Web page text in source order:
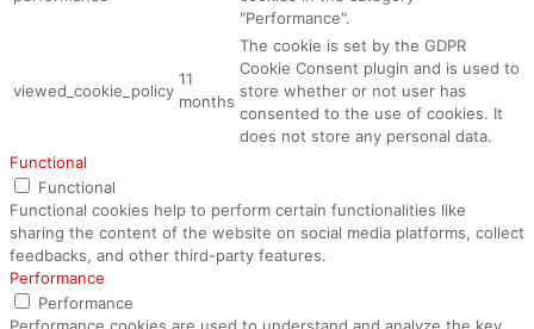
"Performance".
viewed_cookie_policy
11
months
The cookie is set by the GDPR
Cookie Consent plugin and is used to
store whether or not user has
consented to the use of cookies. It
does not store any personal data.
Functional
Functional
Functional cookies help to perform certain functionalities like
sharing the content of the website on social media platforms, collect
feedbacks, and other third-party features.
Performance
Performance